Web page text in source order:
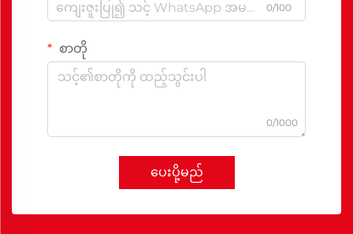
0/100
စာတို
0/1000
ပေးပို့မည်